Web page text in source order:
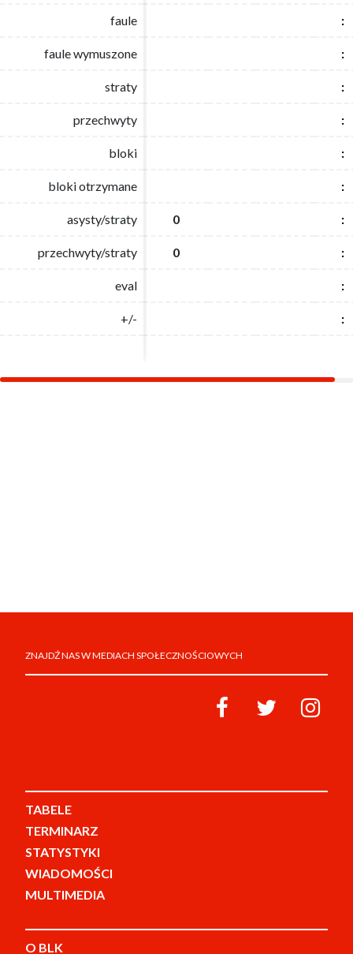
faule :
faule wymuszone :
straty :
przechwyty :
bloki :
bloki otrzymane :
asysty/straty 0 :
przechwyty/straty 0 :
eval :
+/- :
faule :
faule wymuszone :
straty :
przechwyty :
bloki :
bloki otrzymane :
asysty/straty 0 :
przechwyty/straty 0 :
eval :
+/- :
ZNAJDŹ NAS W MEDIACH SPOŁECZNOŚCIOWYCH
TABELE
TERMINARZ
STATYSTYKI
WIADOMOŚCI
MULTIMEDIA
O BLK